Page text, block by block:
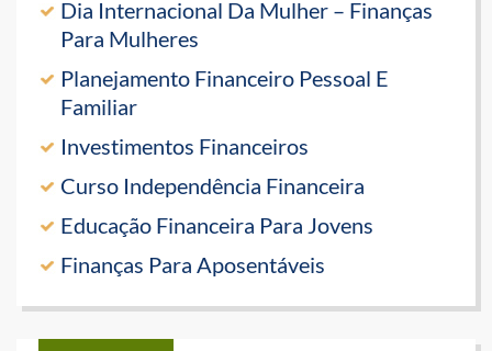
Dia Internacional Da Mulher – Finanças
Para Mulheres
Planejamento Financeiro Pessoal E
Familiar
Investimentos Financeiros
Curso Independência Financeira
Educação Financeira Para Jovens
Finanças Para Aposentáveis